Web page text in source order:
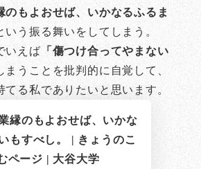
のもよおせば、いかなるふるま
いう振る舞いをしてしまう。
いえば「傷つけ合ってやまない
まうことを批判的に自覚して、
る私でありたいと思います。
縁のもよおせば、いかな
もすべし。 | きょうのこ
ページ | 大谷大学